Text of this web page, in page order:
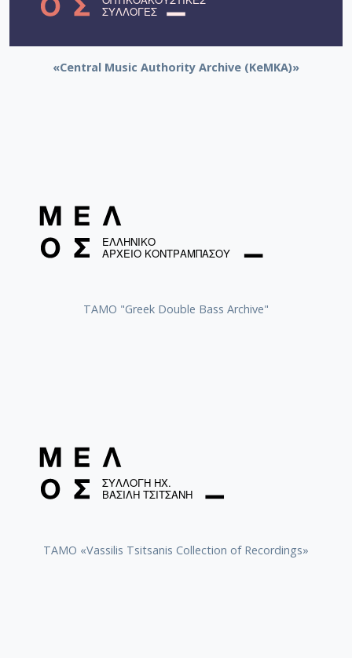
«Central Music Authority Archive (KeMKA)»
ΤΑΜΟ "Greek Double Bass Archive"
TAMO «Vassilis Tsitsanis Collection of Recordings»